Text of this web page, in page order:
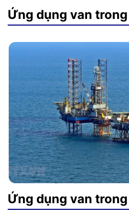
Ứng dụng van
Ứng dụng van